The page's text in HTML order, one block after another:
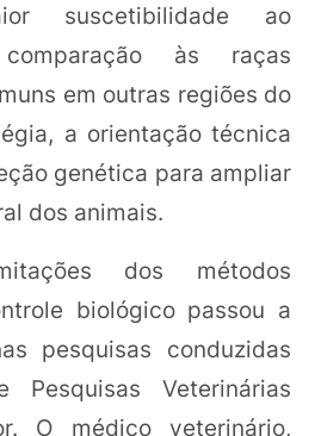
suscetibilidade ao
às raças
em outras regiões do
a orientação técnica
genética para ampliar
dos animais.
dos métodos
biológico passou a
pesquisas conduzidas
Veterinárias
O médico veterinário,